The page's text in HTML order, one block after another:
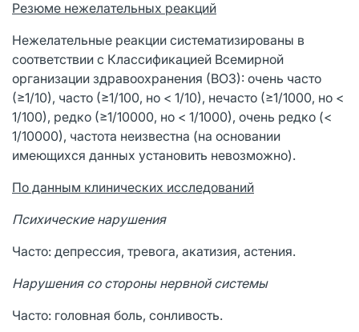
Резюме нежелательных реакций
Нежелательные реакции систематизированы в
соответствии с Классификацией Всемирной
организации здравоохранения (ВОЗ): очень часто
(≥1/10), часто (≥1/100, но < 1/10), нечасто (≥1/1000, но <
1/100), редко (≥1/10000, но < 1/1000), очень редко (<
1/10000), частота неизвестна (на основании
имеющихся данных установить невозможно).
По данным клинических исследований
Психические нарушения
Часто: депрессия, тревога, акатизия, астения.
Нарушения со стороны нервной системы
Часто: головная боль, сонливость.